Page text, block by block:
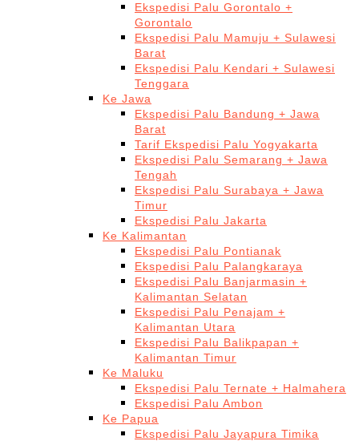
Ekspedisi Palu Gorontalo +
Gorontalo
Ekspedisi Palu Mamuju + Sulawesi
Barat
Ekspedisi Palu Kendari + Sulawesi
Tenggara
Ke Jawa
Ekspedisi Palu Bandung + Jawa
Barat
Tarif Ekspedisi Palu Yogyakarta
Ekspedisi Palu Semarang + Jawa
Tengah
Ekspedisi Palu Surabaya + Jawa
Timur
Ekspedisi Palu Jakarta
Ke Kalimantan
Ekspedisi Palu Pontianak
Ekspedisi Palu Palangkaraya
Ekspedisi Palu Banjarmasin +
Kalimantan Selatan
Ekspedisi Palu Penajam +
Kalimantan Utara
Ekspedisi Palu Balikpapan +
Kalimantan Timur
Ke Maluku
Ekspedisi Palu Ternate + Halmahera
Ekspedisi Palu Ambon
Ke Papua
Ekspedisi Palu Jayapura Timika